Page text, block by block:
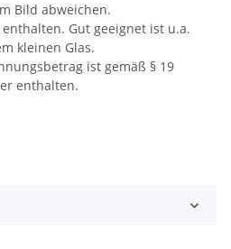
Bild abweichen.
Gut geeignet ist u.a.
kleinen Glas.
ist gemäß § 19
enthalten.